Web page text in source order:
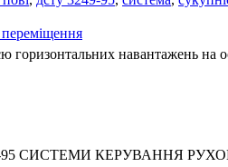
переміщення
горизонтальних навантажень
95 СИСТЕМИ КЕРУВАННЯ